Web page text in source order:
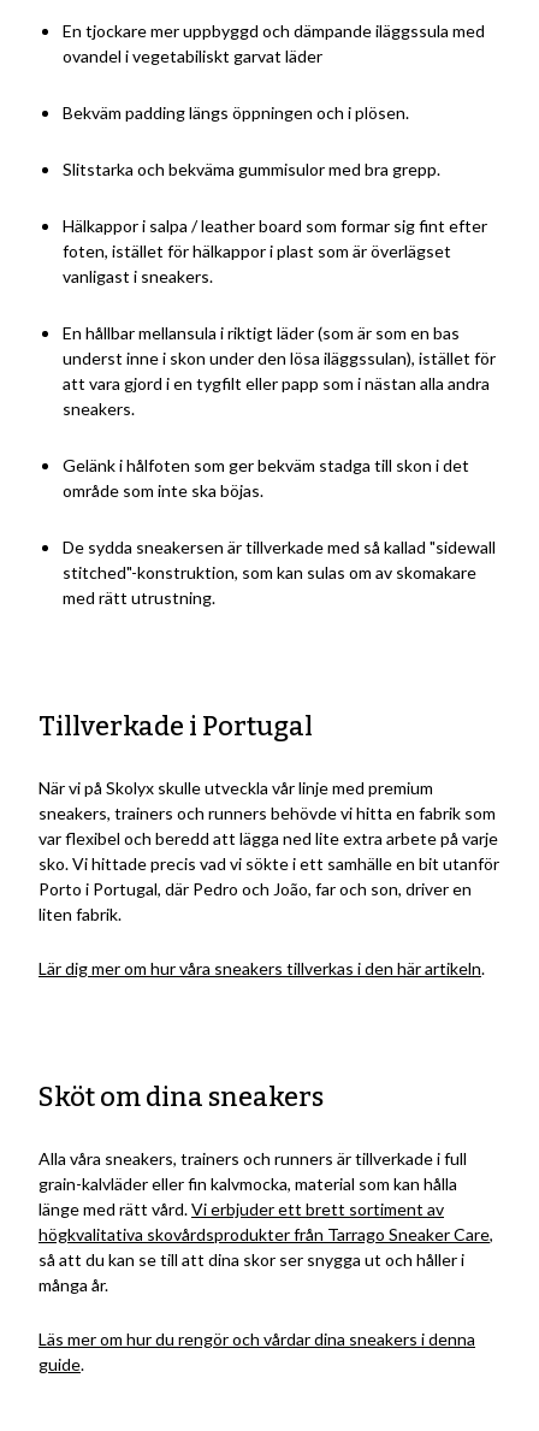
En tjockare mer uppbyggd och dämpande iläggssula med
ovandel i vegetabiliskt garvat läder
Bekväm padding längs öppningen och i plösen.
Slitstarka och bekväma gummisulor med bra grepp.
Hälkappor i salpa / leather board som formar sig fint efter
foten, istället för hälkappor i plast som är överlägset
vanligast i sneakers.
En hållbar mellansula i riktigt läder (som är som en bas
underst inne i skon under den lösa iläggssulan), istället för
att vara gjord i en tygfilt eller papp som i nästan alla andra
sneakers.
Gelänk i hålfoten som ger bekväm stadga till skon i det
område som inte ska böjas.
De sydda sneakersen är tillverkade med så kallad "sidewall
stitched"-konstruktion, som kan sulas om av skomakare
med rätt utrustning.
Tillverkade i Portugal
När vi på Skolyx skulle utveckla vår linje med premium
sneakers, trainers och runners behövde vi hitta en fabrik som
var flexibel och beredd att lägga ned lite extra arbete på varje
sko. Vi hittade precis vad vi sökte i ett samhälle en bit utanför
Porto i Portugal, där Pedro och João, far och son, driver en
liten fabrik.
Lär dig mer om hur våra sneakers tillverkas i den här artikeln.
Sköt om dina sneakers
Alla våra sneakers, trainers och runners är tillverkade i full
grain-kalvläder eller fin kalvmocka, material som kan hålla
länge med rätt vård.Vi erbjuder ett brett sortiment av
högkvalitativa skovårdsprodukter från Tarrago Sneaker Care,
så att du kan se till att dina skor ser snygga ut och håller i
många år.
Läs mer om hur du rengör och vårdar dina sneakers i denna
guide.